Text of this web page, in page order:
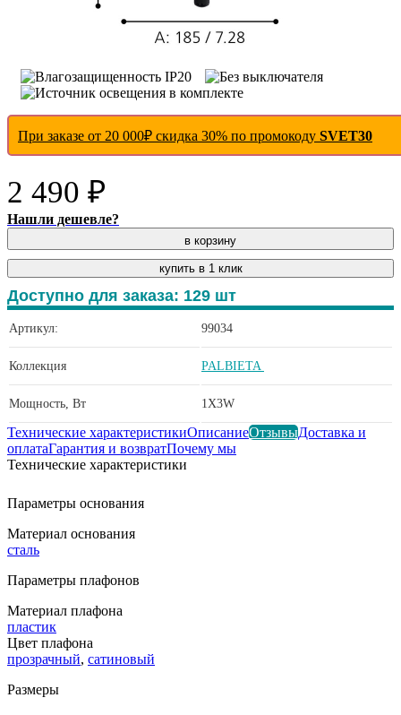
При заказе от 20 000₽ скидка 30% по промокоду SVET30
2 490 ₽
Нашли дешевле?
в корзину
купить в 1 клик
Доступно для заказа: 129 шт
Артикул: 99034
Коллекция PALBIETA
Мощность, Вт 1X3W
Технические характеристикиОписаниеОтзывыДоставка и
оплатаГарантия и возвратПочему мы
Технические характеристики
Параметры основания
Материал основания
сталь
Параметры плафонов
Материал плафона
пластик
Цвет плафона
прозрачный, сатиновый
Размеры